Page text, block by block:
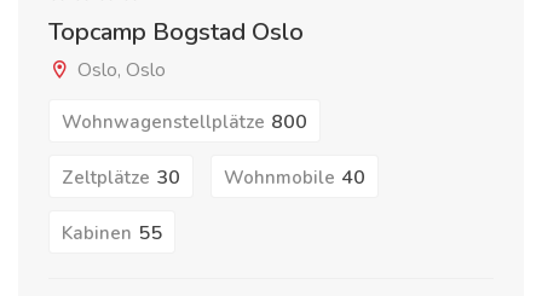
Topcamp Bogstad Oslo
Oslo, Oslo
Wohnwagenstellplätze 800
Zeltplätze 30 Wohnmobile 40
Kabinen 55